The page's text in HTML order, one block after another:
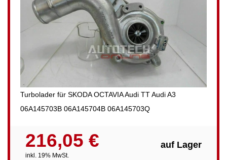
Turbolader für SKODA OCTAVIA Audi TT Audi A3
06A145703B 06A145704B 06A145703Q
216,05 €
inkl. 19% MwSt.
auf Lager